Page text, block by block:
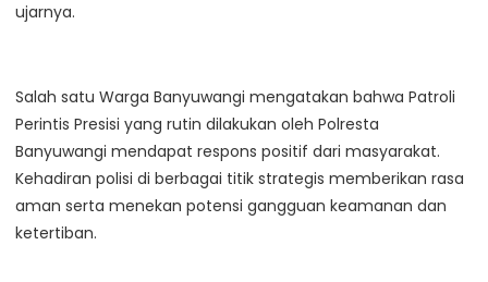
ujarnya.
Salah satu Warga Banyuwangi mengatakan bahwa Patroli
Perintis Presisi yang rutin dilakukan oleh Polresta
Banyuwangi mendapat respons positif dari masyarakat.
Kehadiran polisi di berbagai titik strategis memberikan rasa
aman serta menekan potensi gangguan keamanan dan
ketertiban.